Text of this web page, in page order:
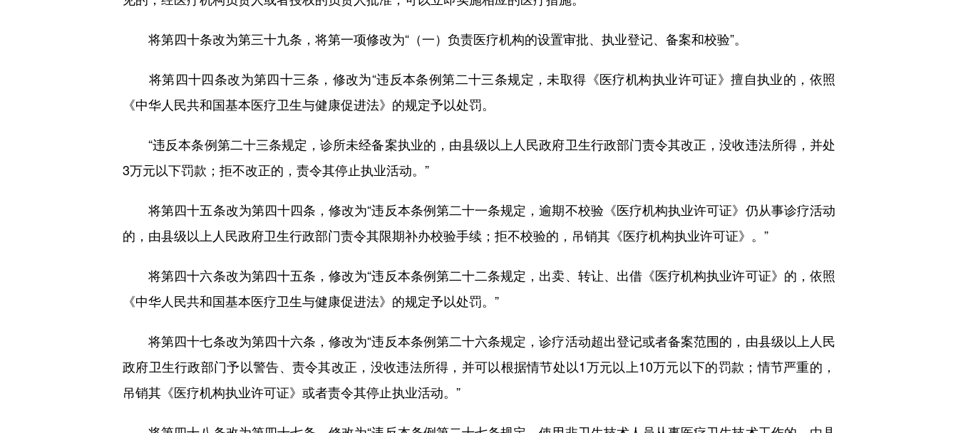
将第四十条改为第三十九条，将第一项修改为“（一）负责医疗机构的设置审批、执业登记、备案和校验”。
将第四十四条改为第四十三条，修改为“违反本条例第二十三条规定，未取得《医疗机构执业许可证》擅自执业的，依照
《中华人民共和国基本医疗卫生与健康促进法》的规定予以处罚。
“违反本条例第二十三条规定，诊所未经备案执业的，由县级以上人民政府卫生行政部门责令其改正，没收违法所得，并处
3万元以下罚款；拒不改正的，责令其停止执业活动。”
将第四十五条改为第四十四条，修改为“违反本条例第二十一条规定，逾期不校验《医疗机构执业许可证》仍从事诊疗活动
的，由县级以上人民政府卫生行政部门责令其限期补办校验手续；拒不校验的，吊销其《医疗机构执业许可证》。”
将第四十六条改为第四十五条，修改为“违反本条例第二十二条规定，出卖、转让、出借《医疗机构执业许可证》的，依照
《中华人民共和国基本医疗卫生与健康促进法》的规定予以处罚。”
将第四十七条改为第四十六条，修改为“违反本条例第二十六条规定，诊疗活动超出登记或者备案范围的，由县级以上人民
政府卫生行政部门予以警告、责令其改正，没收违法所得，并可以根据情节处以1万元以上10万元以下的罚款；情节严重的，
吊销其《医疗机构执业许可证》或者责令其停止执业活动。”